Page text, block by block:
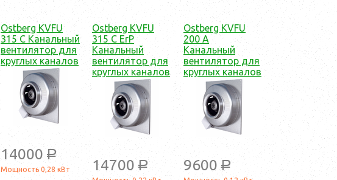
Ostberg KVFU
315 C Канальный
вентилятор для
круглых каналов
14000 a
Мощность 0,28 кВт
Ostberg KVFU
315 C ErP
Канальный
вентилятор для
круглых каналов
14700 a
Ostberg KVFU
200 A
Канальный
вентилятор для
круглых каналов
9600 a